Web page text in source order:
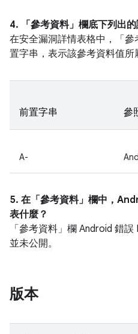
4. 「參考資料」 欄底下列出
在安全漏洞詳情表格中，「參
置字串，表示該參考資料值所
前置字串 參
A-
5. 在「參考資料」 欄中，
表什麼？
「參考資料」 欄 Android 錯誤
並未公開。
版本